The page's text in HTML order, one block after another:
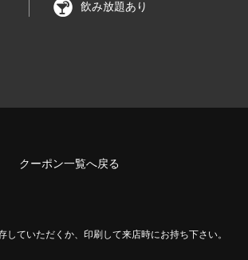
飲み放題あり
クーポン一覧へ戻る
ていただくか、印刷して来店時にお持ち下さい。